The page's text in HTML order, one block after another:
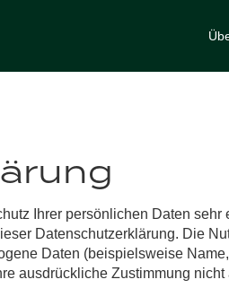
Ihrer persönlichen Daten
Datenschutzerklärung. Die
Daten (beispielsweise
ausdrückliche Zustimmung